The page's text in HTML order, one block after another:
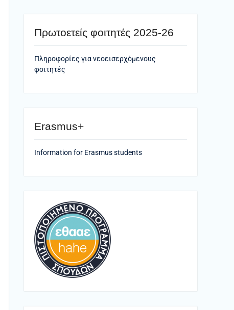
Πρωτοετείς φοιτητές 2025-26
Πληροφορίες για νεοεισερχόμενους
φοιτητές
Erasmus+
Information for Erasmus students